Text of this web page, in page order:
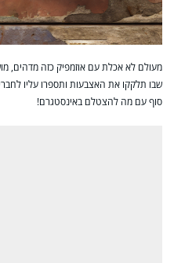
מעולם לא אכלת עם אוזמפיק כזה מדהים,
שבו תלקקו את האצבעות ותספרו עליו
סוף עם מה להצטלם באינסטגרם!